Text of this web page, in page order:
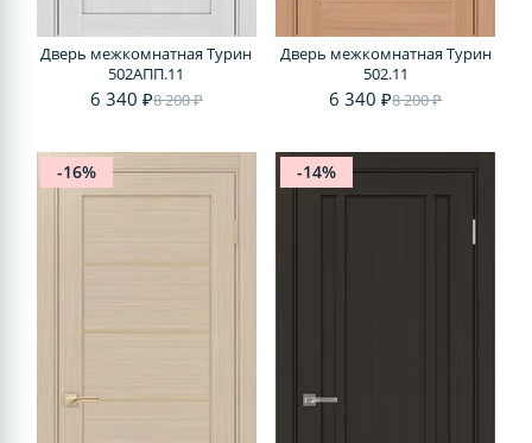
Дверь межкомнатная Турин
502АПП.11
6 340 ₽8 200 ₽
Дверь межкомнатная Турин
502.11
6 340 ₽8 200 ₽
-16% -14%